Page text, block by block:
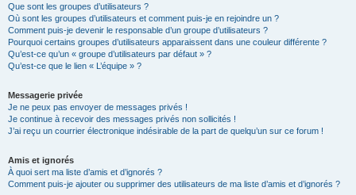
Que sont les groupes d’utilisateurs ?
Où sont les groupes d’utilisateurs et comment puis-je en rejoindre un ?
Comment puis-je devenir le responsable d’un groupe d’utilisateurs ?
Pourquoi certains groupes d’utilisateurs apparaissent dans une couleur différente ?
Qu’est-ce qu’un « groupe d’utilisateurs par défaut » ?
Qu’est-ce que le lien « L’équipe » ?
Messagerie privée
Je ne peux pas envoyer de messages privés !
Je continue à recevoir des messages privés non sollicités !
J’ai reçu un courrier électronique indésirable de la part de quelqu’un sur ce forum !
Amis et ignorés
À quoi sert ma liste d’amis et d’ignorés ?
Comment puis-je ajouter ou supprimer des utilisateurs de ma liste d’amis et d’ignorés ?